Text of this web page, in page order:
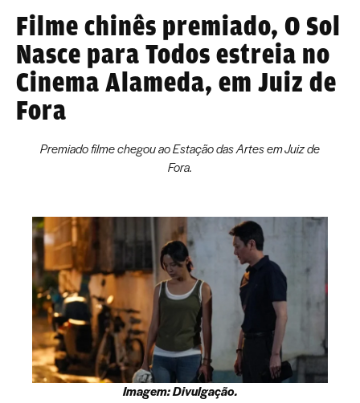
Filme chinês premiado, O Sol
Nasce para Todos estreia no
Cinema Alameda, em Juiz de
Fora
Premiado filme chegou ao Estação das Artes em Juiz de
Fora.
Imagem: Divulgação.